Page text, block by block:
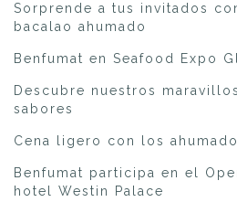
Sorprende a tus invitados
bacalao ahumado
Benfumat en Seafood Expo
Descubre nuestros
sabores
Cena ligero con los
Benfumat participa en el
hotel Westin Palace